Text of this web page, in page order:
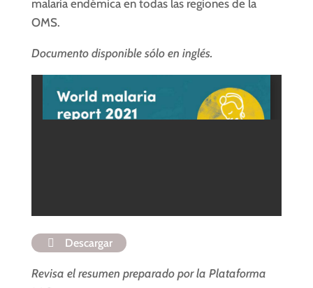
malaria endémica en todas las regiones de la
OMS.
Documento disponible sólo en inglés.
Descargar
Revisa el resumen preparado por la Plataforma